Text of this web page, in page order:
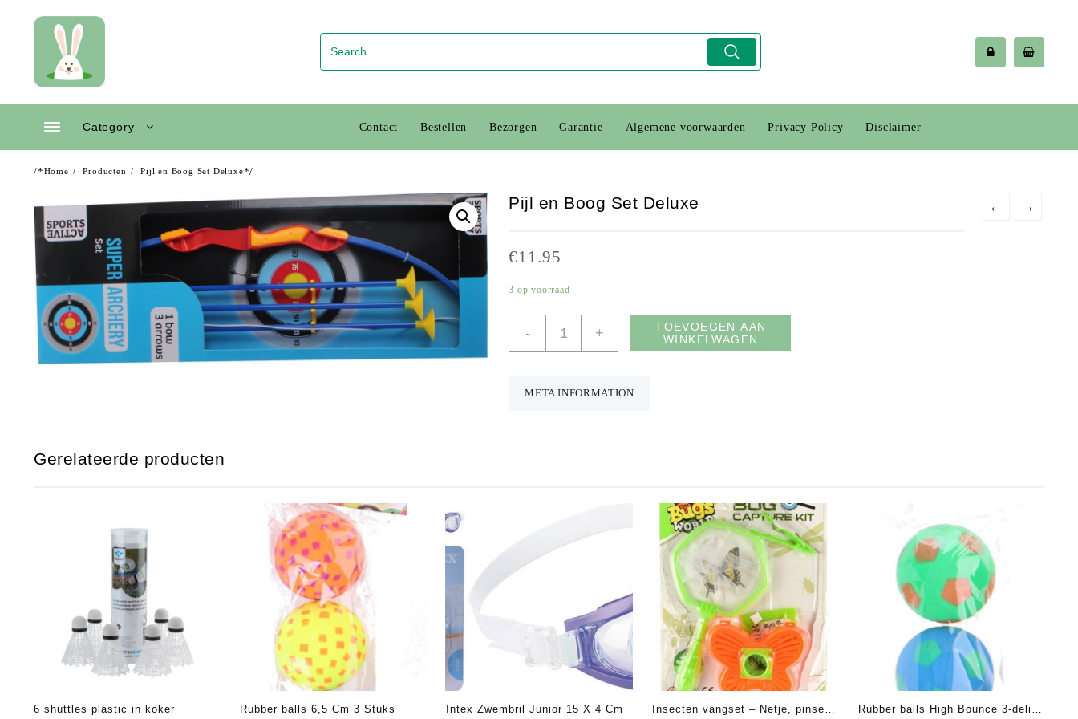
Category Contact Bestellen Bezorgen Garantie Algemene voorwaarden Privacy Policy Disclaimer
/*Home Producten Pijl en Boog Set Deluxe*/
← →
Pijl en Boog Set Deluxe
€11.95
3 op voorraad
-
Deluxe
+
TOEVOEGEN AAN
WINKELWAGEN
META INFORMATION
Gerelateerde producten
6 shuttles plastic in koker Rubber balls 6,5 Cm 3 Stuks Intex Zwembril Junior 15 X 4 Cm Insecten vangset – Netje, pinset, Rubber balls High Bounce 3-delig